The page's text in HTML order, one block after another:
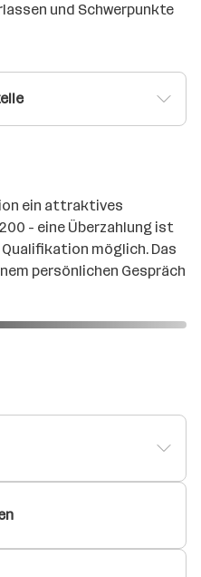
und Schwerpunkte
ein attraktives
- eine Überzahlung ist
möglich. Das
persönlichen Gespräch